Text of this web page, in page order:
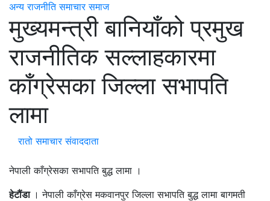
अन्य राजनीति समाचार समाज
मुख्यमन्त्री बानियाँको प्रमुख
राजनीतिक सल्लाहकारमा
काँग्रेसका जिल्ला सभापति
लामा
रातो समाचार संवाददाता
नेपाली काँग्रेसका सभापति बुद्ध लामा ।
हेटौंडा । नेपाली काँग्रेस मकवानपुर जिल्ला सभापति बुद्ध लामा बागमती